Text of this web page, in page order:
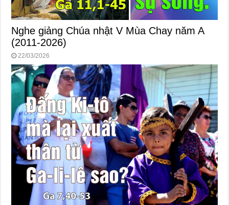
Nghe giảng Chúa nhật V Mùa Chay năm A
(2011-2026)
22/03/2026